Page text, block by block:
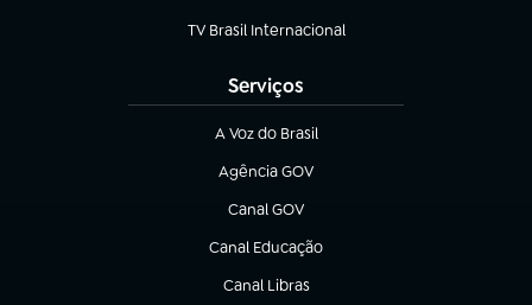
TV Brasil Internacional
(abre em nova aba)
Serviços
A Voz do Brasil
(abre em nova aba)
Agência GOV
(abre em nova aba)
Canal GOV
(abre em nova aba)
Canal Educação
(abre em nova aba)
Canal Libras
(abre em nova aba)